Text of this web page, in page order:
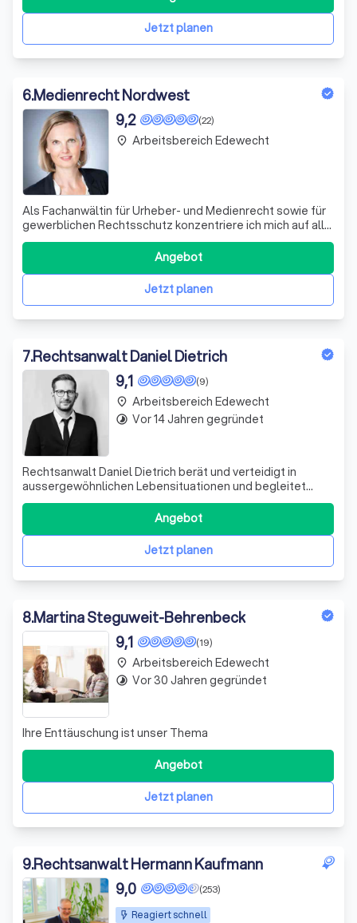
Interessen, sowohl außergerichtlich als auch vor Gericht.
Wir sind hauptsächlich
Jetzt planen
6.Medienrecht Nordwest
(22)
9,2
Als Fachanwältin für Urheber- und Medienrecht sowie für
gewerblichen Rechtsschutz konzentriere ich mich auf alle
Rechtsfragen rund um das geistige Eigentum und auf das
Persönlichkeits- und Presserecht. Meine Expertise
umfasst das Urheberrecht, das Markenrecht und das
Designrecht. Darüber hinaus bera
Jetzt planen
Angebot
place Arbeitsbereich Edewecht
7.Rechtsanwalt Daniel Dietrich
(9)
9,1
Rechtsanwalt Daniel Dietrich berät und verteidigt in
aussergewöhnlichen Lebensituationen und begleitet
Menschen durch das gesamte Strafverfahren. Seit mehr
Jetzt planen
Angebot
place Arbeitsbereich Edewecht
timelapse Vor 14 Jahren gegründet
8.Martina Steguweit-Behrenbeck
(19)
9,1
Ihre Enttäuschung ist unser Thema
Jetzt planen
Angebot
place Arbeitsbereich Edewecht
timelapse Vor 30 Jahren gegründet
9.Rechtsanwalt Hermann Kaufmann
Reagiert schnell
(253)
9,0